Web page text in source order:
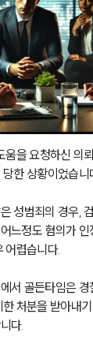
을 요청하신 의
한 상황이었습니
성범죄의 경우,
느정도 혐의가
어렵습니다.
서 골든타임은
처분을 받아내
다.